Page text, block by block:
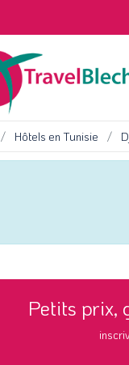
Hôtels en Tunisie
Petits prix,